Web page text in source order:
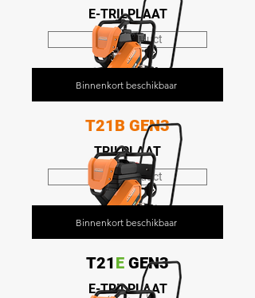
E-TRILPLAAT
Bekijk product
T21B GEN3
TRILPLAAT
Bekijk product
Binnenkort beschikbaar
T21E GEN3
E-TRILPLAAT
Binnenkort beschikbaar